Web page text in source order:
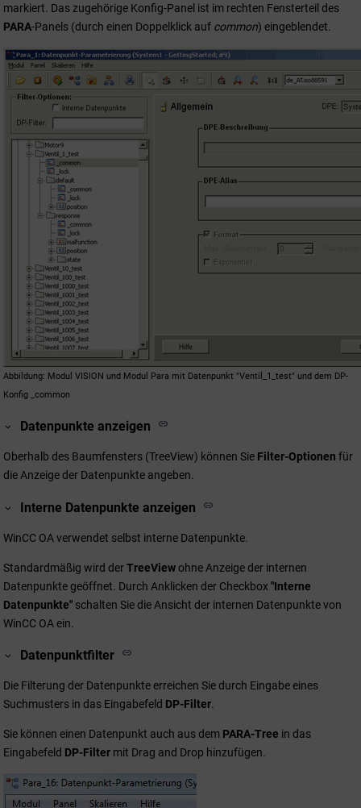
markiert. Das zugehörige Konfig-Panel ist im rechten Fensterteil des
PARA-Panels (durch einen Doppelklick auf common) eingeblendet.
Abbildung Modul VISION und Modul Para mit Datenpunkt "Ventil_1_test" und dem DP-
Konfig _common
Datenpunkte anzeigen
Oberhalb des Baumfensters (TreeView) können Sie Filter-Optionen für
die Anzeige der Datenpunkte angeben.
Interne Datenpunkte anzeigen
WinCC OAverwendet selbst interne Datenpunkte.
Standardmäßig wird derTreeViewohne Anzeige der internen
Datenpunkte geöffnet. Durch Anklicken der Checkbox "Interne
Datenpunkte" schalten Sie die Ansicht der internen Datenpunkte von
WinCC OAein.
Datenpunktfilter
Die Filterung der Datenpunkte erreichen Sie durch Eingabe eines
Suchmusters in das Eingabefeld DP-Filter.
Sie können einen Datenpunkt auch aus dem PARA-Tree in das
Eingabefeld DP-Filter mit Drag and Drop hinzufügen.